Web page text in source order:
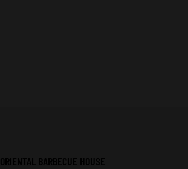
ORIENTAL BARBECUE HOUSE